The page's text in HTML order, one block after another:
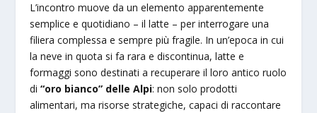
L’incontro muove da un elemento apparentemente
semplice e quotidiano – il latte – per interrogare una
filiera complessa e sempre più fragile. In un’epoca in cui
la neve in quota si fa rara e discontinua, latte e
formaggi sono destinati a recuperare il loro antico ruolo
di“oro bianco” delle Alpi: non solo prodotti
alimentari, ma risorse strategiche, capaci di raccontare